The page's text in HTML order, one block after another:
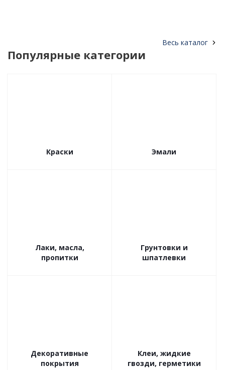
Популярные категории
Весь каталог
Краски Эмали
Лаки, масла,
пропитки
Грунтовки и
шпатлевки
Декоративные
покрытия
Клеи, жидкие
гвозди, герметики